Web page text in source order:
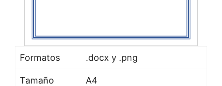
Formatos .docx y .png
Tamaño A4